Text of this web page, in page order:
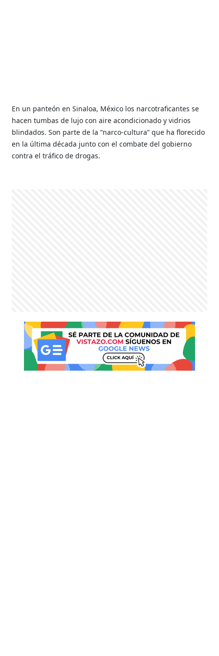
En un panteón en Sinaloa, México los narcotraficantes se
hacen tumbas de lujo con aire acondicionado y vidrios
blindados. Son parte de la “narco-cultura” que ha florecido
en la última década junto con el combate del gobierno
contra el tráfico de drogas.